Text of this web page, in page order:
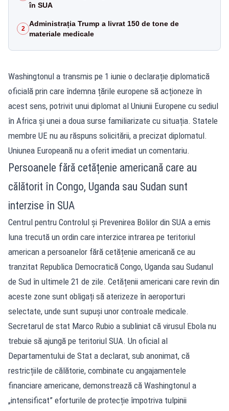
în SUA
2
Administrația Trump a livrat 150 de tone de
materiale medicale
Washingtonul a transmis pe 1 iunie o declarație diplomatică
oficială prin care îndemna țările europene să acționeze în
acest sens, potrivit unui diplomat al Uniunii Europene cu sediul
în Africa și unei a doua surse familiarizate cu situația. Statele
membre UE nu au răspuns solicitării, a precizat diplomatul.
Uniunea Europeană nu a oferit imediat un comentariu.
Persoanele fără cetățenie americană care au
călătorit în Congo, Uganda sau Sudan sunt
interzise în SUA
Centrul pentru Controlul și Prevenirea Bolilor din SUA a emis
luna trecută un ordin care interzice intrarea pe teritoriul
american a persoanelor fără cetățenie americană ce au
tranzitat Republica Democratică Congo, Uganda sau Sudanul
de Sud în ultimele 21 de zile. Cetățenii americani care revin din
aceste zone sunt obligați să aterizeze în aeroporturi
selectate, unde sunt supuși unor controale medicale.
Secretarul de stat Marco Rubio a subliniat că virusul Ebola nu
trebuie să ajungă pe teritoriul SUA. Un oficial al
Departamentului de Stat a declarat, sub anonimat, că
restricțiile de călătorie, combinate cu angajamentele
financiare americane, demonstrează că Washingtonul a
„intensificat” eforturile de protecție împotriva tulpinii